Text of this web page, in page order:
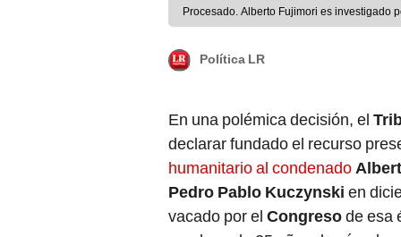
Procesado. Alberto Fujimori es investigado
Política LR
En una polémica decisión, el
declarar fundado el recurso
humanitario al condenado
Pedro Pablo Kuczynski en
vacado por el Congresode esa